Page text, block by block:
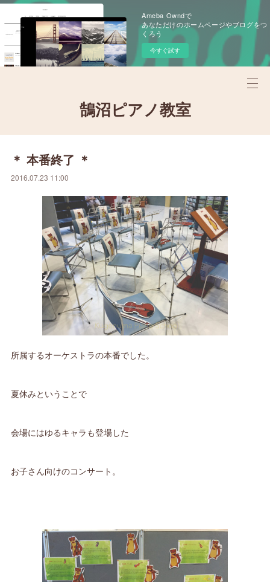
Ameba Owndで
あなただけのホームページやブログをつ
くろう
今すぐ試す
鵠沼ピアノ教室
＊ 本番終了 ＊
2016.07.23 11:00
所属するオーケストラの本番でした。
夏休みということで
会場にはゆるキャラも登場した
お子さん向けのコンサート。